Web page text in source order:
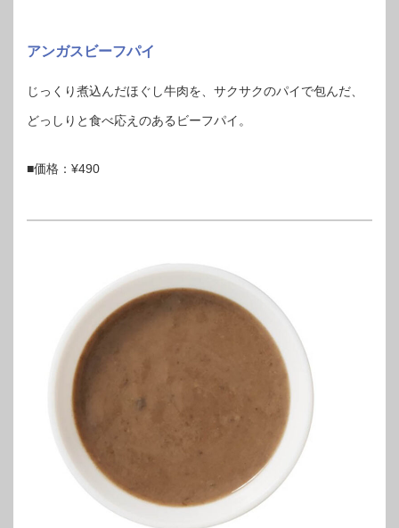
アンガスビーフパイ
じっくり煮込んだほぐし牛肉を、サクサクのパイで包んだ、
どっしりと食べ応えのあるビーフパイ。
■価格：¥490